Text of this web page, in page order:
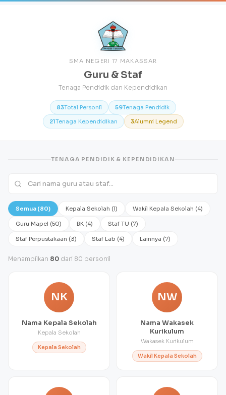
SMA NEGERI 17 MAKASSAR
Guru & Staf
Tenaga Pendidik dan Kependidikan
83Total Personil 59Tenaga Pendidik
21Tenaga Kependidikan 3Alumni Legend
TENAGA PENDIDIK & KEPENDIDIKAN
Semua (80) Kepala Sekolah (1) Wakil Kepala Sekolah (4)
Guru Mapel (50) BK (4) Staf TU (7)
Staf Perpustakaan (3) Staf Lab (4) Lainnya (7)
Menampilkan 80 dari 80 personil
NK
Nama Kepala Sekolah
Kepala Sekolah
Kepala Sekolah
NW
Nama Wakasek
Kurikulum
Wakasek Kurikulum
Wakil Kepala Sekolah